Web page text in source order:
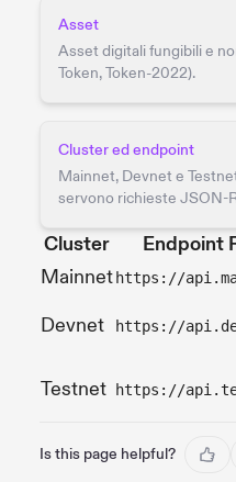
Asset
Asset digitali fungibili e
Token, Token-2022).
Cluster ed endpoint
Mainnet, Devnet e
servono richieste JSON-
Cluster Endpoint
Mainnet https://
Devnet
https://
Testnet
https://
Is this page helpful?